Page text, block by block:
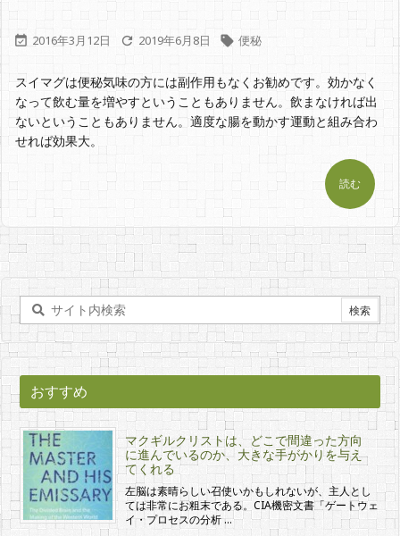
 2016年3月12日  2019年6月8日  便秘
スイマグは便秘気味の方には副作用もなくお勧めです。効かなく
なって飲む量を増やすということもありません。飲まなければ出
ないということもありません。適度な腸を動かす運動と組み合わ
せれば効果大。
読む
おすすめ
マクギルクリストは、どこで間違った方向
に進んでいるのか、大きな手がかりを与え
てくれる
左脳は素晴らしい召使いかもしれないが、主人とし
ては非常にお粗末である。CIA機密文書「ゲートウェ
イ・プロセスの分析 …